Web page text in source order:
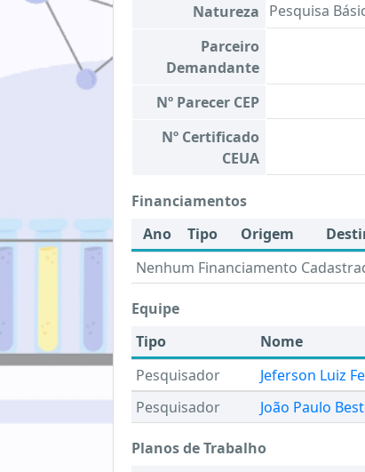
Natureza Pesquisa
Parceiro
Demandante
Nº Parecer CEP
Nº Certificado
CEUA
Financiamentos
Ano
Tipo Origem
Nenhum Financiamento
Equipe
Tipo
Nome
Pesquisador
Jeferson Luiz
Pesquisador
João Paulo
Planos de Trabalho